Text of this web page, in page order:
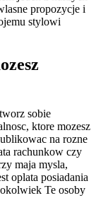
propozycje i
stylowi
sobie
ktore mozesz
na rozne
rachunkow czy
maja mysla,
oplata posiadania
Te osoby